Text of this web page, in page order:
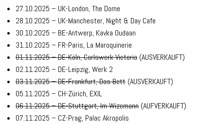
27.10.2025 – UK-London, The Dome
28.10.2025 – UK-Manchester, Night & Day Cafe
30.10.2025 – BE-Antwerp, Kavka Oudaan
31.10.2025 – FR-Paris, La Maroquinerie
01.11.2025 – DE-Köln, Carlswerk Victoria (AUSVERKAUFT)
02.11.2025 – DE-Leipzig, Werk 2
03.11.2025 – DE-Frankfurt, Das Bett (AUSVERKAUFT)
05.11.2025 – CH-Zürich, EXIL
06.11.2025 – DE-Stuttgart, Im Wizemann (AUFVERKAUFT)
07.11.2025 – CZ-Prag, Palac Akropolis